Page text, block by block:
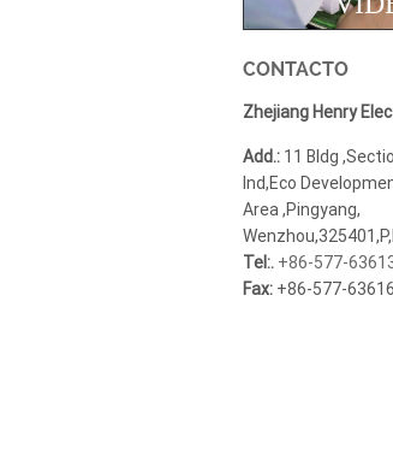
CONTACTO
Zhejiang Henry
Add.: 11 Bldg
Ind,Eco
Area ,Pingyang,
Tel:. +86-577-
Fax: +86-577-